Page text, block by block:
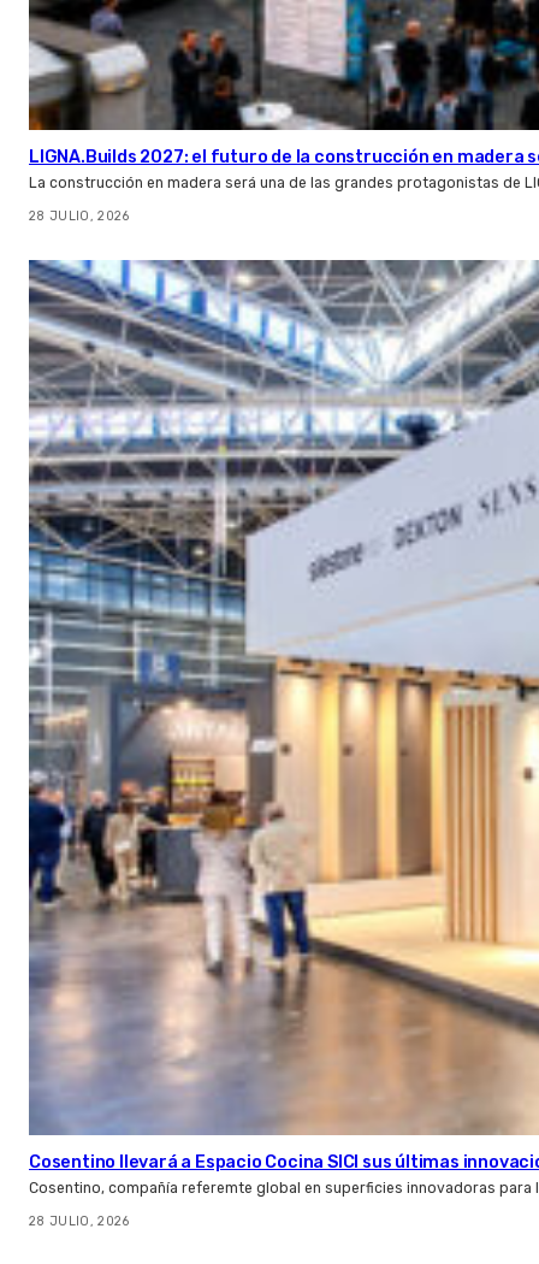
LIGNA.Builds 2027: el futuro de la construcción en madera
La construcción en madera será una de las grandes protagonistas de
28 JULIO, 2026
Cosentino llevará a Espacio Cocina SICI sus últimas
Cosentino, compañía referemte global en superficies innovadoras
28 JULIO, 2026